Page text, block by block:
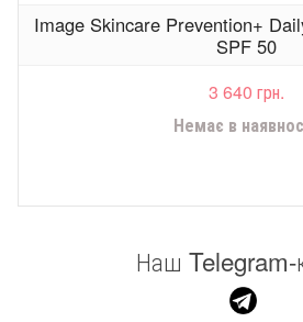
Image Skincare Prevention+
SPF 50
3 640 грн.
Немає в
Наш Telegram-